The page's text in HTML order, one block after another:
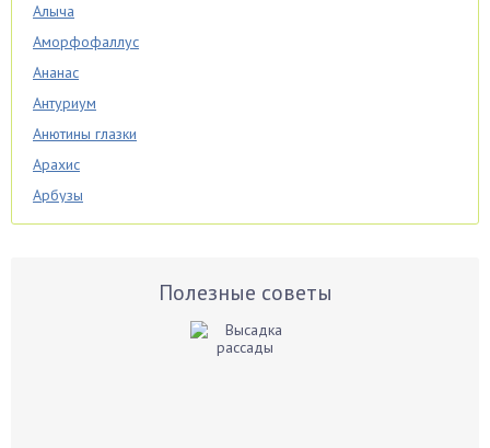
Алыча
Аморфофаллус
Ананас
Антуриум
Анютины глазки
Арахис
Арбузы
Аспарагус
Полезные советы